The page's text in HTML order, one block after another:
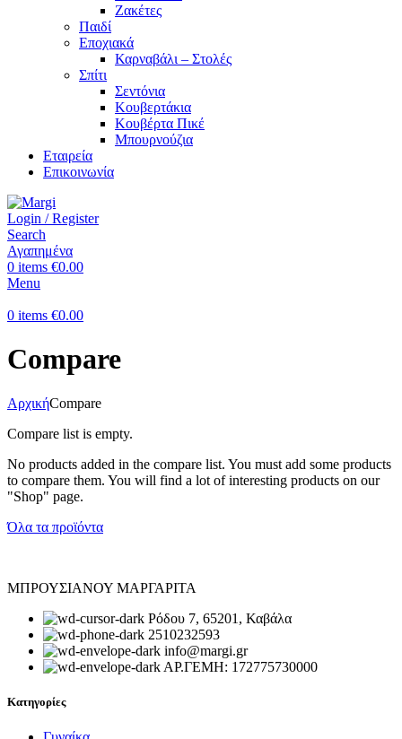
Ζακέτες
Παιδί
Εποχιακά
Καρναβάλι – Στολές
Σπίτι
Σεντόνια
Κουβερτάκια
Κουβέρτα Πικέ
Μπουρνούζια
Εταιρεία
Επικοινωνία
Login / Register
Search
Αγαπημένα
0 items €0.00
Menu
0 items €0.00
Compare
ΑρχικήCompare
Compare list is empty.
No products added in the compare list. You must add some products
to compare them. You will find a lot of interesting products on our
"Shop" page.
Όλα τα προϊόντα
ΜΠΡΟΥΣΙΑΝΟΥ ΜΑΡΓΑΡΙΤΑ
Ρόδου 7, 65201, Καβάλα
2510232593
info@margi.gr
ΑΡ.ΓΕΜΗ: 172775730000
Κατηγορίες